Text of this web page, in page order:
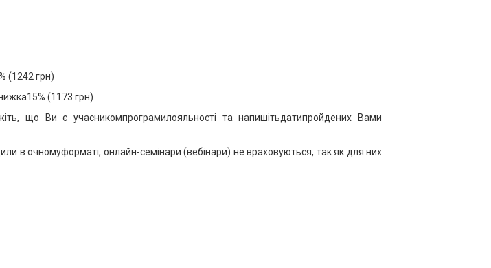
(1242 грн)
(1173 грн)
що Ви є учасникомпрограмилояльності та напишітьдатипройдених Вами
в очномуформаті, онлайн-семінари (вебінари) не враховуються, так як для них